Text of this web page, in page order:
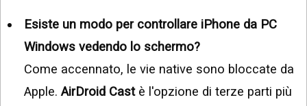
Esiste un modo per controllare iPhone da PC
Windows vedendo lo schermo?
Come accennato, le vie native sono bloccate da
Apple.AirDroid Castè l'opzione di terze parti più